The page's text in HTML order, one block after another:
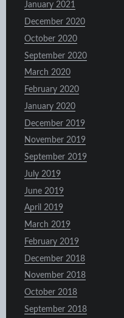
January 2021
December 2020
October 2020
September 2020
March 2020
February 2020
January 2020
December 2019
November 2019
September 2019
July 2019
June 2019
April 2019
March 2019
February 2019
December 2018
November 2018
October 2018
September 2018